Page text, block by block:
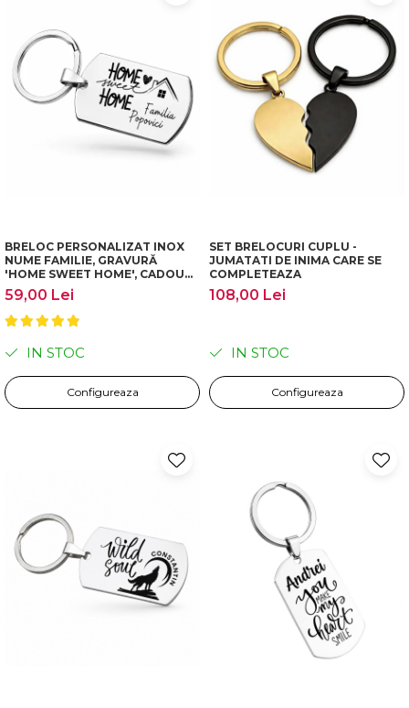
Bratari Fete
Bratari Bff
TIPURI
Bratari din Piele
Bratari din Margele de Portelan
Bratari cu Perle Naturale
BRELOC PERSONALIZAT INOX
NUME FAMILIE, GRAVURĂ
'HOME SWEET HOME', CADOU
CASĂ NOUĂ
59,00 Lei
IN STOC
Configureaza
SET BRELOCURI CUPLU -
JUMATATI DE INIMA CARE SE
COMPLETEAZA
108,00 Lei
IN STOC
Configureaza